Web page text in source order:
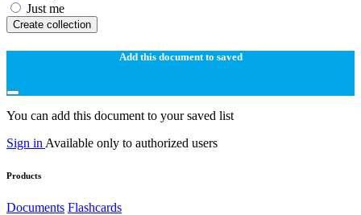
Just me
Create collection
Add this document to saved
You can add this document to your saved list
Sign in Available only to authorized users
Products
Documents Flashcards